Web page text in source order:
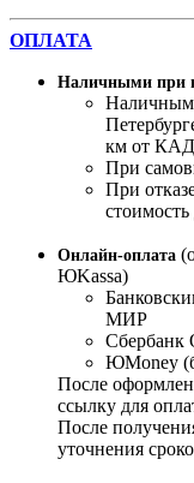
ОПЛАТА
Наличными при
км от КАД
При
При
Онлайн-оплата
ЮKassa)
МИР
Сбербанк
ЮMoney
После
ссылку для
После
уточнения